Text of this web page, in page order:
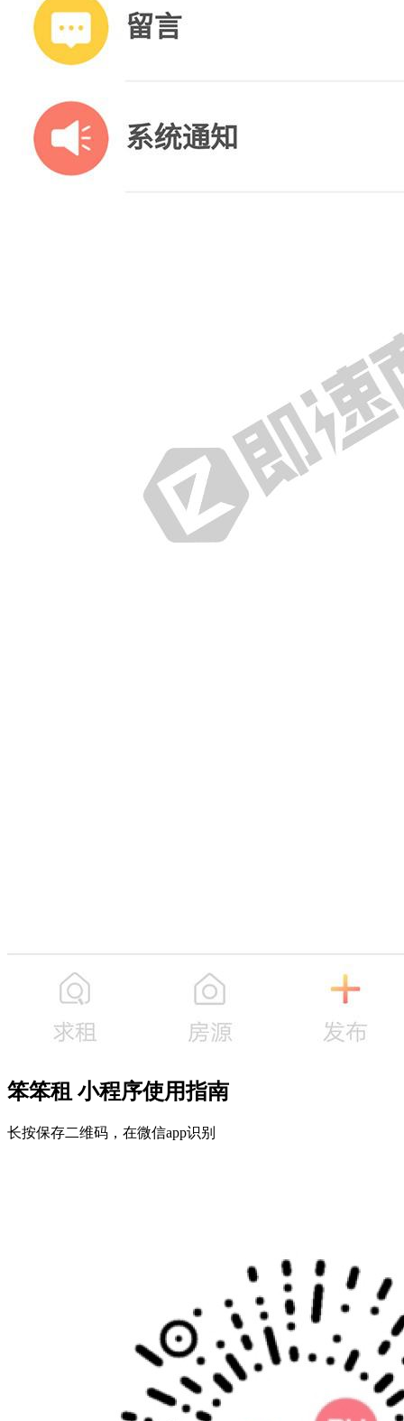
笨笨租 小程序使用指南
长按保存二维码，在微信app识别